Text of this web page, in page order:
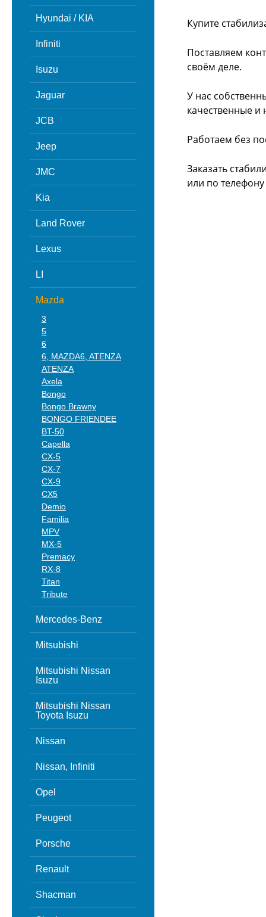
Hyundai / KIA
Infiniti
Isuzu
Jaguar
JCB
Jeep
JMC
Kia
Land Rover
Lexus
LI
Mazda
3
5
6
6, MAZDA6, ATENZA
ATENZA
Axela
Bongo
Bongo Brawny
BONGO FRIENDEE
BT-50
Capella
CX-5
CX-7
CX-9
CX5
Demio
Familia
MPV
MX-5
Premacy
RX-8
Titan
Tribute
Mercedes-Benz
Mitsubishi
Mitsubishi Nissan
Isuzu
Mitsubishi Nissan
Toyota Isuzu
Nissan
Nissan, Infiniti
Opel
Peugeot
Porsche
Renault
Shacman
Купите
Поставляем
своём деле.
У нас
качественные и
Работаем без
Заказать
или по